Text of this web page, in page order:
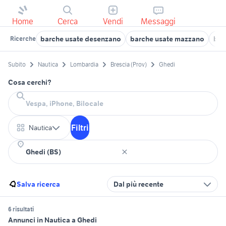
Home Cerca Vendi Messaggi
Ricerche barche usate desenzano barche usate mazzano
Subito Nautica Lombardia Brescia (Prov) Ghedi
Cosa cerchi?
Nautica Filtri
Salva ricerca Dal più recente
6 risultati
Annunci in Nautica a Ghedi